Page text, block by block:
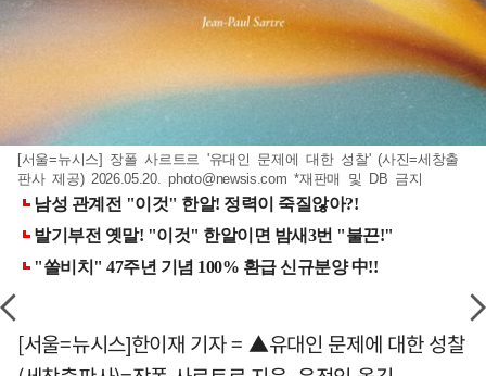
[서울=뉴시스] 장폴 사르트르 '유대인 문제에 대한 성찰' (사진=세창출
판사 제공) 2026.05.20.photo@newsis.com *재판매 및 DB 금지
[서울=뉴시스]한이재 기자 = ▲유대인 문제에 대한 성찰